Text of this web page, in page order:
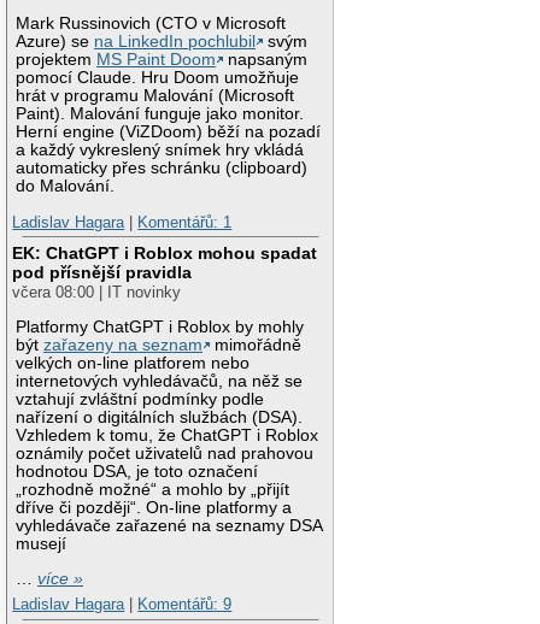
Mark Russinovich (CTO v Microsoft
Azure) se na LinkedIn pochlubil
svým
projektem MS Paint Doom
napsaným
pomocí Claude. Hru Doom umožňuje
hrát v programu Malování (Microsoft
Paint). Malování funguje jako monitor.
Herní engine (ViZDoom) běží na pozadí
a každý vykreslený snímek hry vkládá
automaticky přes schránku (clipboard)
do Malování.
Ladislav Hagara
Komentářů: 1
EK: ChatGPT i Roblox mohou spadat
pod přísnější pravidla
včera 08:00 | IT novinky
Platformy ChatGPT i Roblox by mohly
býtzařazeny na seznam
mimořádně
velkých on-line platforem nebo
internetových vyhledávačů, na něž se
vztahují zvláštní podmínky podle
nařízení o digitálních službách (DSA).
Vzhledem k tomu, že ChatGPT i Roblox
oznámily počet uživatelů nad prahovou
hodnotou DSA, je toto označení
„rozhodně možné“ a mohlo by „přijít
dříve či později“. On-line platformy a
vyhledávače zařazené na seznamy DSA
musejí
…více »
Ladislav Hagara| Komentářů: 9